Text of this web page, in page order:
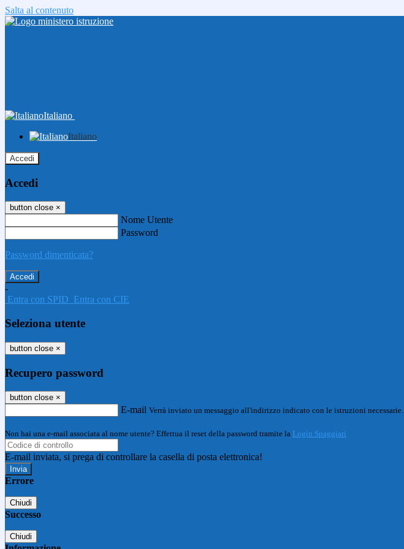
Salta al contenuto
Italiano
Italiano
Accedi
Accedi
button close ×
Nome Utente
Password
Password dimenticata?
-
Entra con SPID Entra con CIE
Seleziona utente
button close ×
Recupero password
button close ×
E-mail Verrà inviato un messaggio all'indirizzo indicato con le istruzioni necessarie.
Non hai una e-mail associata al nome utente? Effettua il reset della password tramite la Login Spaggiari
E-mail inviata, si prega di controllare la casella di posta elettronica!
Errore
Chiudi
Successo
Chiudi